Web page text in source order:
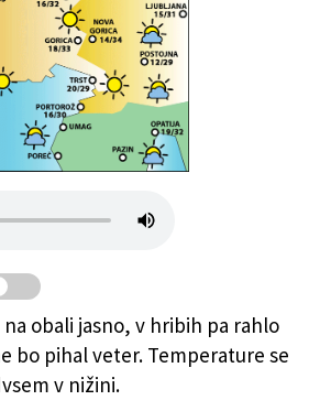
obali jasno, v hribih pa rahlo
bo pihal veter. Temperature se
v nižini.